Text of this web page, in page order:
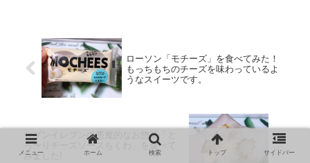
ローソン「モチーズ」を食べてみた！
もっちもちのチーズを味わっているよ
うなスイーツです。
セブンイレブンの悪魔的なお惣菜「と
ろ〜りチーズソースちくわ」を食べて
みました!
メニュー ホーム 検索 トップ サイドバー